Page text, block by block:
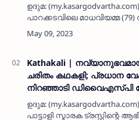
ഉദുമ:
പാറക്കടവിലെ മാധവിയമ്മ
പരേതനായ അലാമി
ഉദുമ ഗ്രാമപഞ്ചായത്
Kathakali |
ചരിതം കഥകളി; പ്രധാന
നിറഞ്ഞാടി ഡിവൈഎസ്പി
ബാലകൃഷ്ണന്‍
ഉദുമ:
പാട്ടാളി സ്മാരക ട്രസ്റ്റിന്റെ